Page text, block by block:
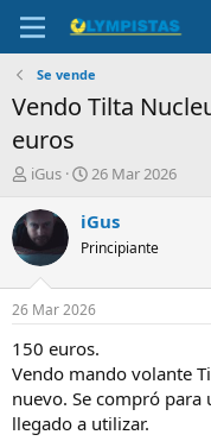
Se vende
Vendo Tilta
euros
I
i
c
i
a
d
o
r
e
l
t
iGus
F
c
h
a
e
i
n
c
i
o
26 Mar 2026
iGus
Principiante
26 Mar 2026
150 euros.
Vendo mando volante
nuevo. Se compró para
llegado a utilizar.